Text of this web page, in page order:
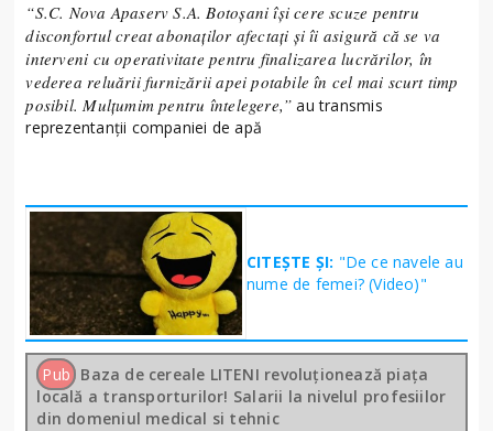
“S.C. Nova Apaserv S.A. Botoșani își cere scuze pentru
disconfortul creat abonaților afectați și îi asigură că se va
interveni cu operativitate pentru finalizarea lucrărilor, în
vederea reluării furnizării apei potabile în cel mai scurt timp
posibil. Mulțumim pentru întelegere,” au transmis
reprezentanții companiei de apă
CITEȘTE ȘI: "De ce navele au
nume de femei? (Video)"
Pub Baza de cereale LITENI revoluționează piața
locală a transporturilor! Salarii la nivelul profesiilor
din domeniul medical si tehnic